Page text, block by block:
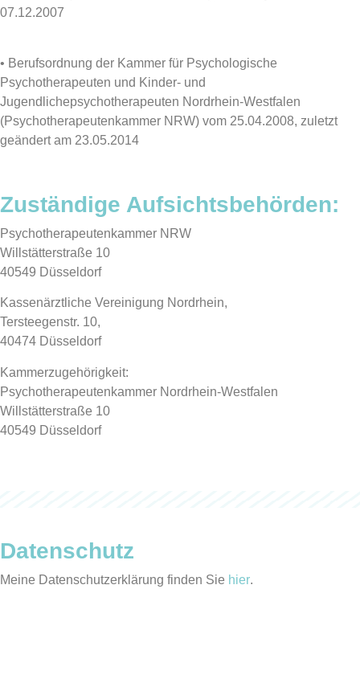
07.12.2007
• Berufsordnung der Kammer für Psychologische
Psychotherapeuten und Kinder- und
Jugendlichepsychotherapeuten Nordrhein-Westfalen
(Psychotherapeutenkammer NRW) vom 25.04.2008, zuletzt
geändert am 23.05.2014
Zuständige Aufsichtsbehörden:
Psychotherapeutenkammer NRW
Willstätterstraße 10
40549 Düsseldorf
Kassenärztliche Vereinigung Nordrhein,
Tersteegenstr. 10,
40474 Düsseldorf
Kammerzugehörigkeit:
Psychotherapeutenkammer Nordrhein-Westfalen
Willstätterstraße 10
40549 Düsseldorf
Datenschutz
Meine Datenschutzerklärung finden Sie hier.